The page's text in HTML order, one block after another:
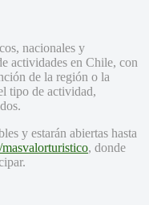
nacionales y
actividades en Chile, con
de la región o la
tipo de actividad,
y estarán abiertas hasta
, donde